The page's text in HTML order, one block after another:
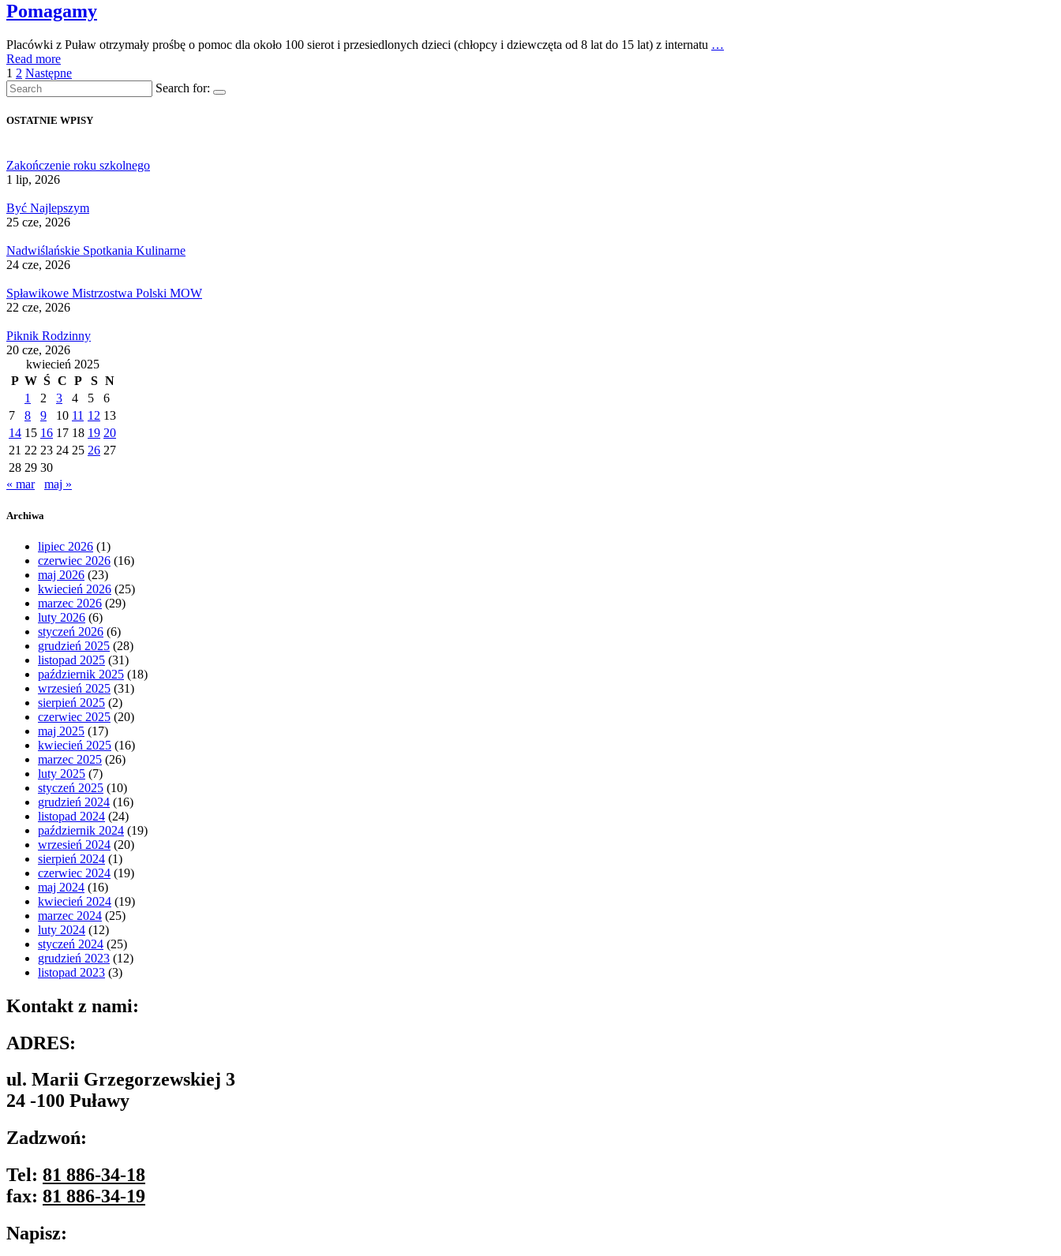
Pomagamy
Placówki z Puław otrzymały prośbę o pomoc dla około 100 sierot i przesiedlonych dzieci (chłopcy i dziewczęta od 8 lat do 15 lat) z internatu …
Read more
Stronicowanie
wpisów
1 2 Następne
Search for:
OSTATNIE WPISY
Zakończenie roku szkolnego
1 lip, 2026
Być Najlepszym
25 cze, 2026
Nadwiślańskie Spotkania Kulinarne
24 cze, 2026
Spławikowe Mistrzostwa Polski MOW
22 cze, 2026
Piknik Rodzinny
20 cze, 2026
kwiecień 2025
P W Ś C P S N
1
2 3 4 5
6
7
8 9 10 11 12 13
14 15 16 17 18 19 20
21 22 23 24 25 26 27
28 29 30
« mar
maj »
Archiwa
lipiec 2026 (1)
czerwiec 2026 (16)
maj 2026 (23)
kwiecień 2026 (25)
marzec 2026 (29)
luty 2026 (6)
styczeń 2026 (6)
grudzień 2025 (28)
listopad 2025 (31)
październik 2025 (18)
wrzesień 2025 (31)
sierpień 2025 (2)
czerwiec 2025 (20)
maj 2025 (17)
kwiecień 2025 (16)
marzec 2025 (26)
luty 2025 (7)
styczeń 2025 (10)
grudzień 2024 (16)
listopad 2024 (24)
październik 2024 (19)
wrzesień 2024 (20)
sierpień 2024 (1)
czerwiec 2024 (19)
maj 2024 (16)
kwiecień 2024 (19)
marzec 2024 (25)
luty 2024 (12)
styczeń 2024 (25)
grudzień 2023 (12)
listopad 2023 (3)
Kontakt z nami:
ADRES:
ul. Marii Grzegorzewskiej 3
24 -100 Puławy
Zadzwoń:
Tel: 81 886-34-18
fax: 81 886-34-19
Napisz: